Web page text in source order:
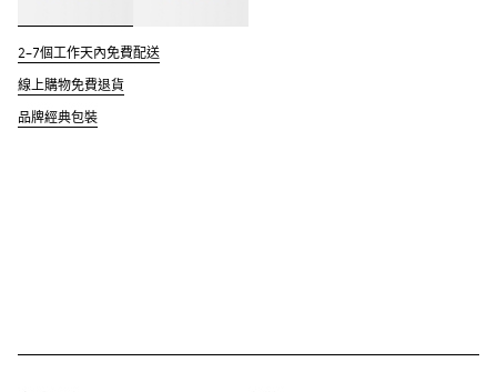
2–7個工作天內免費配送
線上購物免費退貨
品牌經典包裝